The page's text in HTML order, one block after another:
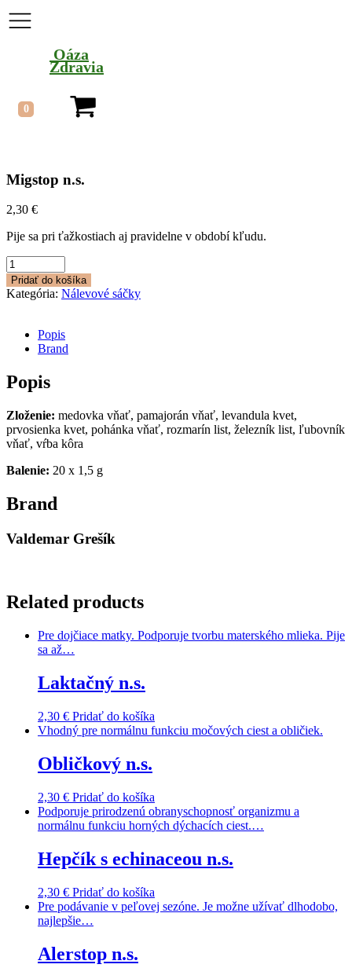
Oáza
Zdravia
Migstop n.s.
2,30 €
Pije sa pri ťažkostiach aj pravidelne v období kľudu.
množstvo
Migstop
n.s.
Pridať do košíka
Kategória: Nálevové sáčky
Popis
Brand
Popis
Zloženie: medovka vňať, pamajorán vňať, levandula kvet,
prvosienka kvet, pohánka vňať, rozmarín list, železník list, ľubovník
vňať, vŕba kôra
Balenie: 20 x 1,5 g
Brand
Valdemar Grešík
Related products
Pre dojčiace matky. Podporuje tvorbu materského mlieka. Pije
sa až…
Laktačný n.s.
2,30 € Pridať do košíka
Vhodný pre normálnu funkciu močových ciest a obličiek.
Obličkový n.s.
2,30 € Pridať do košíka
Podporuje prirodzenú obranyschopnosť organizmu a
normálnu funkciu horných dýchacích ciest.…
Hepčík s echinaceou n.s.
2,30 € Pridať do košíka
Pre podávanie v peľovej sezóne. Je možne užívať dlhodobo,
najlepšie…
Alerstop n.s.